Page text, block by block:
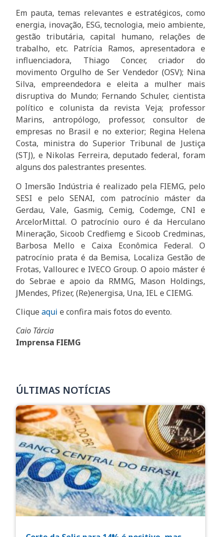
Em pauta, temas relevantes e estratégicos, como
energia, inovação, ESG, tecnologia, meio ambiente,
gestão tributária, capital humano, relações de
trabalho, etc. Patrícia Ramos, apresentadora e
influenciadora, Thiago Concer, criador do
movimento Orgulho de Ser Vendedor (OSV); Nina
Silva, empreendedora e eleita a mulher mais
disruptiva do Mundo; Fernando Schuler, cientista
político e colunista da revista Veja; professor
Marins, antropólogo, professor, consultor de
empresas no Brasil e no exterior; Regina Helena
Costa, ministra do Superior Tribunal de Justiça
(STJ), e Nikolas Ferreira, deputado federal, foram
alguns dos palestrantes presentes.
O Imersão Indústria é realizado pela FIEMG, pelo
SESI e pelo SENAI, com patrocínio máster da
Gerdau, Vale, Gasmig, Cemig, Codemge, CNI e
ArcelorMittal. O patrocínio ouro é da Herculano
Mineração, Sicoob Credfiemg e Sicoob Credminas,
Barbosa Mello e Caixa Econômica Federal. O
patrocínio prata é da Bemisa, Localiza Gestão de
Frotas, Vallourec e IVECO Group. O apoio máster é
do Sebrae e apoio da RMMG, Mason Holdings,
JMendes, Pfizer, (Re)energisa, Una, IEL e CIEMG.
Cliqueaqui e confira mais fotos do evento.
Caio Tárcia
Imprensa FIEMG
ÚLTIMAS NOTÍCIAS